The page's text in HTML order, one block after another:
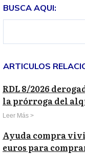
BUSCA AQUI:
ARTICULOS
RDL 8/2026
la prórroga del
Leer Más >
Ayuda compra
euros para